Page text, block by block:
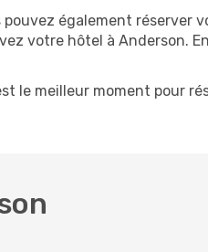
pouvez également
votre hôtel à Anderson.
le meilleur moment pour